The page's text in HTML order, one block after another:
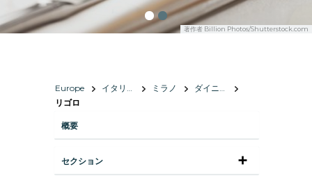
著作者 Billion Photos/Shutterstock.com
Europe イタリア共和国 ミラノ
ダイニング
リゴロ
概要
セクション